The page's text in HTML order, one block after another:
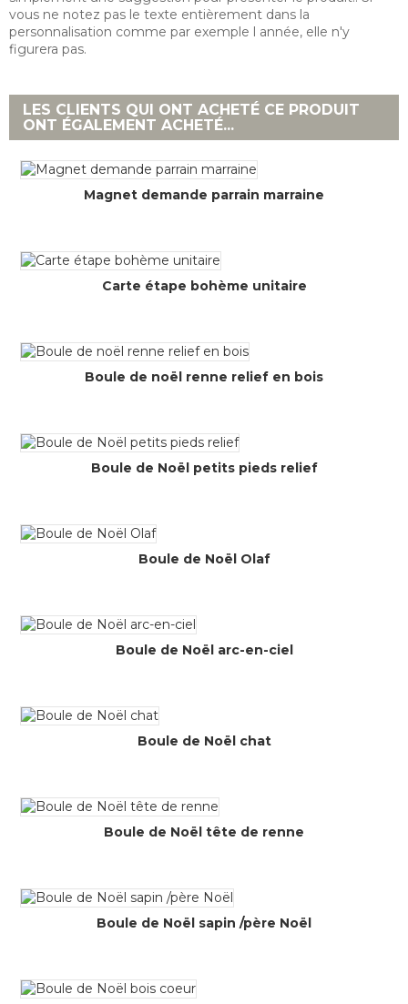
vous ne notez pas le texte entièrement dans la
personnalisation comme par exemple l année, elle n'y
figurera pas.
LES CLIENTS QUI ONT ACHETÉ CE PRODUIT
ONT ÉGALEMENT ACHETÉ...
Magnet demande parrain marraine
Carte étape bohème unitaire
Boule de noël renne relief en bois
Boule de Noël petits pieds relief
Boule de Noël Olaf
Boule de Noël arc-en-ciel
Boule de Noël chat
Boule de Noël tête de renne
Boule de Noël sapin /père Noël